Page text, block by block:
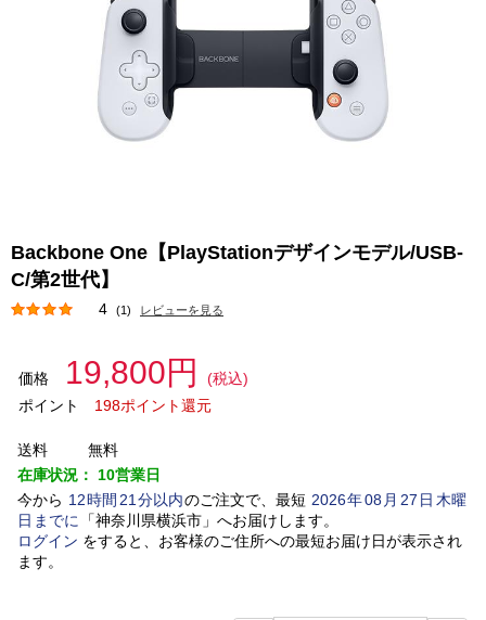
Backbone One【PlayStationデザインモデル/USB-
C/第2世代】
4 (1) レビューを見る
価格 19,800円
(税込)
ポイント
198ポイント還元
送料
無料
在庫状況： 10営業日
今から 12時間 21 分以内のご注文で、最短 2026年08 月 27 日木曜
日 までに 「神奈川県横浜市」 へお届けします。
ログイン をすると、お客様のご住所への最短お届け日が表示され
ます。